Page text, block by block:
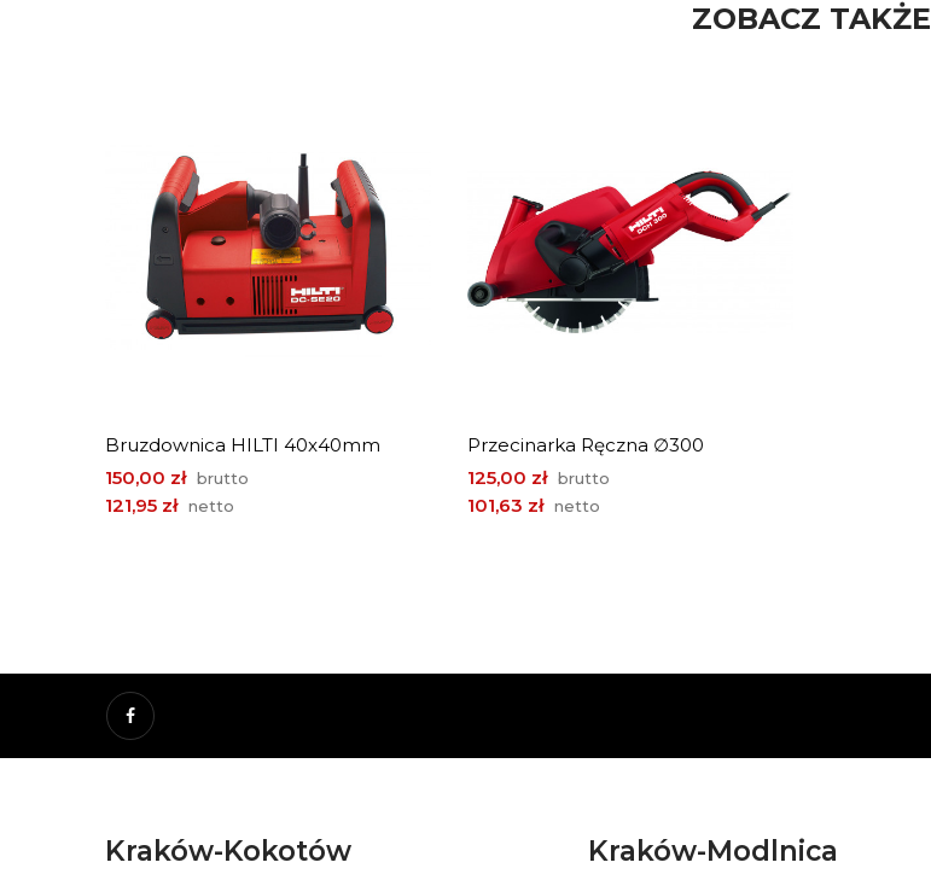
ZOBACZ TAKŻE
Bruzdownica HILTI 40x40mm
Cena
150,00 zł brutto
121,95 zł netto
Przecinarka Ręczna ∅300
Cena
125,00 zł brutto
101,63 zł netto
Facebook
Kraków-Kokotów Kraków-Modlnica